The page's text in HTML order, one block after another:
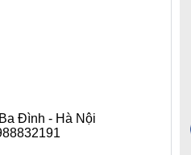
Đình - Hà Nội